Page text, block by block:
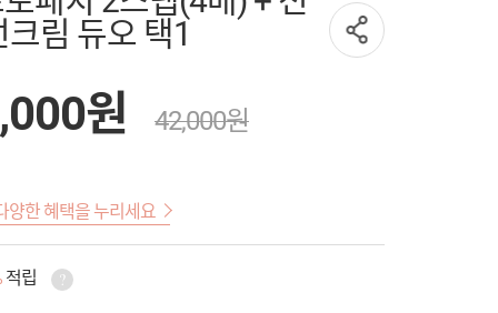
림 듀오 택1
원 42,000원
양한 혜택을 누리세요
적립